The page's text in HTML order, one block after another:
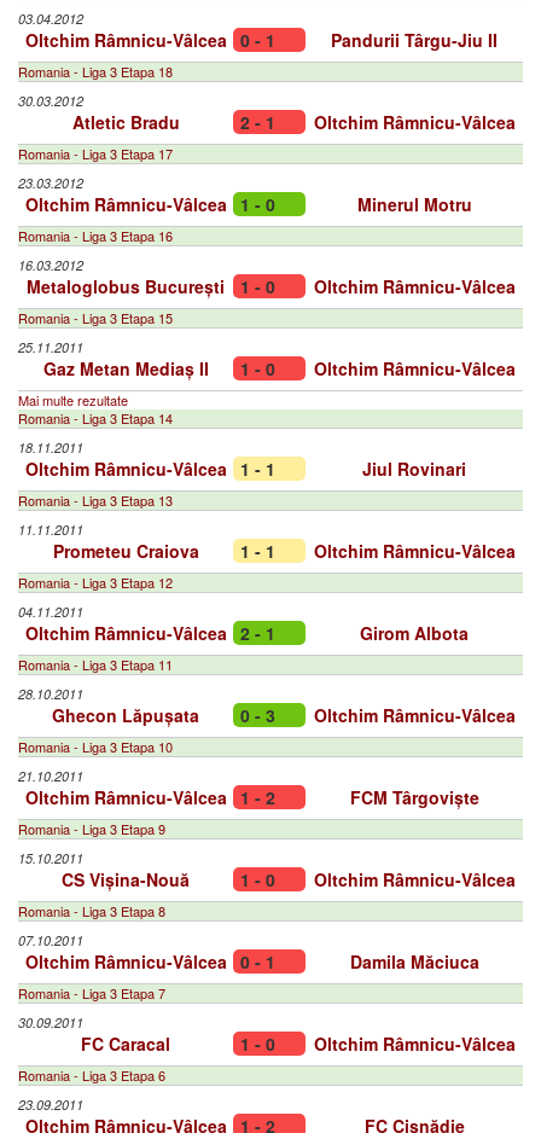
03.04.2012
Oltchim Râmnicu-Vâlcea 0 - 1 Pandurii Târgu-Jiu II
Romania - Liga 3 Etapa 18
30.03.2012
Atletic Bradu 2 - 1 Oltchim Râmnicu-Vâlcea
Romania - Liga 3 Etapa 17
23.03.2012
Oltchim Râmnicu-Vâlcea 1 - 0 Minerul Motru
Romania - Liga 3 Etapa 16
16.03.2012
Metaloglobus București 1 - 0 Oltchim Râmnicu-Vâlcea
Romania - Liga 3 Etapa 15
25.11.2011
Gaz Metan Mediaș II 1 - 0 Oltchim Râmnicu-Vâlcea
Mai multe rezultate
Romania - Liga 3 Etapa 14
18.11.2011
Oltchim Râmnicu-Vâlcea 1 - 1 Jiul Rovinari
Romania - Liga 3 Etapa 13
11.11.2011
Prometeu Craiova 1 - 1 Oltchim Râmnicu-Vâlcea
Romania - Liga 3 Etapa 12
04.11.2011
Oltchim Râmnicu-Vâlcea 2 - 1 Girom Albota
Romania - Liga 3 Etapa 11
28.10.2011
Ghecon Lăpușata 0 - 3 Oltchim Râmnicu-Vâlcea
Romania - Liga 3 Etapa 10
21.10.2011
Oltchim Râmnicu-Vâlcea 1 - 2 FCM Târgoviște
Romania - Liga 3 Etapa 9
15.10.2011
CS Vișina-Nouă 1 - 0 Oltchim Râmnicu-Vâlcea
Romania - Liga 3 Etapa 8
07.10.2011
Oltchim Râmnicu-Vâlcea 0 - 1 Damila Măciuca
Romania - Liga 3 Etapa 7
30.09.2011
FC Caracal 1 - 0 Oltchim Râmnicu-Vâlcea
Romania - Liga 3 Etapa 6
23.09.2011
Oltchim Râmnicu-Vâlcea 1 - 2 FC Cisnădie